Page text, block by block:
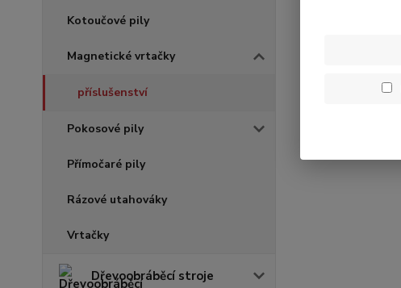
Kotoučové pily
Magnetické vrtačky
příslušenství
Pokosové pily
Přímočaré pily
Rázové utahováky
Vrtačky
Dřevoobráběcí stroje